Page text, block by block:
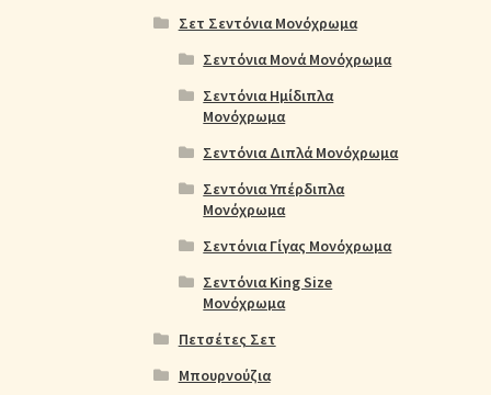
Σετ Σεντόνια Μονόχρωμα
Σεντόνια Μονά Μονόχρωμα
Σεντόνια Ημίδιπλα
Μονόχρωμα
Σεντόνια Διπλά Μονόχρωμα
Σεντόνια Υπέρδιπλα
Μονόχρωμα
Σεντόνια Γίγας Μονόχρωμα
Σεντόνια King Size
Μονόχρωμα
Πετσέτες Σετ
Μπουρνούζια